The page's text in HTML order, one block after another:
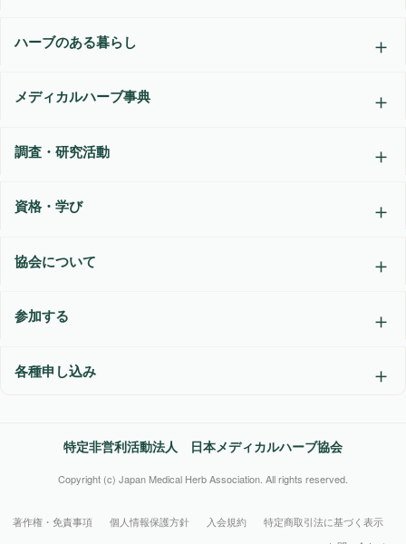
ハーブのある暮らし
メディカルハーブ事典
調査・研究活動
資格・学び
協会について
参加する
各種申し込み
特定非営利活動法人 日本メディカルハーブ協会
Copyright (c) Japan Medical Herb Association. All rights reserved.
著作権・免責事項 個人情報保護方針 入会規約
特定商取引法に基づく表示